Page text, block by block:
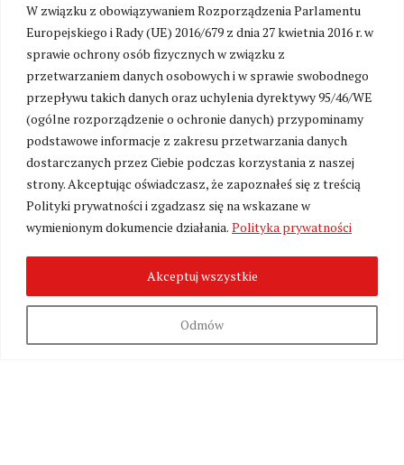
W związku z obowiązywaniem Rozporządzenia Parlamentu
Europejskiego i Rady (UE) 2016/679 z dnia 27 kwietnia 2016 r. w
sprawie ochrony osób fizycznych w związku z
przetwarzaniem danych osobowych i w sprawie swobodnego
przepływu takich danych oraz uchylenia dyrektywy 95/46/WE
(ogólne rozporządzenie o ochronie danych) przypominamy
podstawowe informacje z zakresu przetwarzania danych
dostarczanych przez Ciebie podczas korzystania z naszej
strony. Akceptując oświadczasz, że zapoznałeś się z treścią
Polityki prywatności i zgadzasz się na wskazane w
wymienionym dokumencie działania. Polityka prywatności
Odmów
Akceptuj wszystkie
SEKCJA KOMENTARZY TYMCZASOWO
NIEDOSTĘPNA
W związku z przygotowaniami do uruchomienia
platformy wsparcia portalu Kresy24.pl oraz walką
z zalewem toksycznych treści, możliwość
komentowania została czasowo zawieszona. Już
wkrótce przywrócimy sekcję komentarzy w nowej,
kulturalnej formule – jako przestrzeń dostępną
wyłącznie dla naszych stałych Czytelników i
Patronów wspierających utrzymanie redakcji.